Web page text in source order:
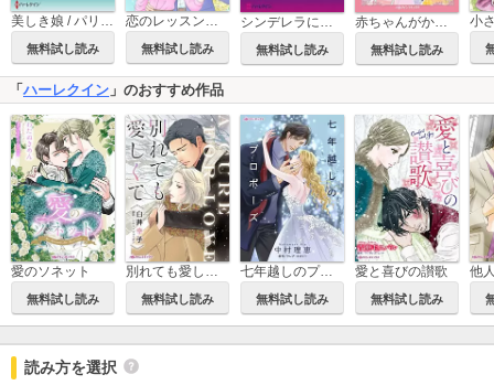
美しき娘 / パリでの出来事
無料試し読み
恋のレッスン引き受けます
無料試し読み 無料試し読み 無料試し読み
「ハーレクイン 」のおすすめ作品
愛のソネット
無料試し読み 無料試し読み
七年越しのプロポーズ
無料試し読み
愛と喜びの讃歌
無料試し読み
他
読み方を選択